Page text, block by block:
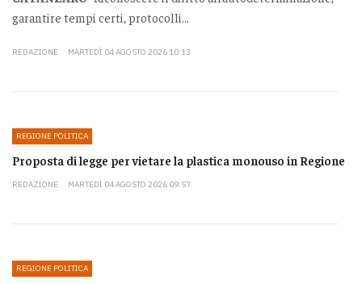
garantire tempi certi, protocolli...
REDAZIONE MARTEDÌ 04 AGOSTO 2026 10:13
REGIONE POLITICA
Proposta di legge per vietare la plastica monouso in Regione
REDAZIONE MARTEDÌ 04 AGOSTO 2026 09:57
REGIONE POLITICA